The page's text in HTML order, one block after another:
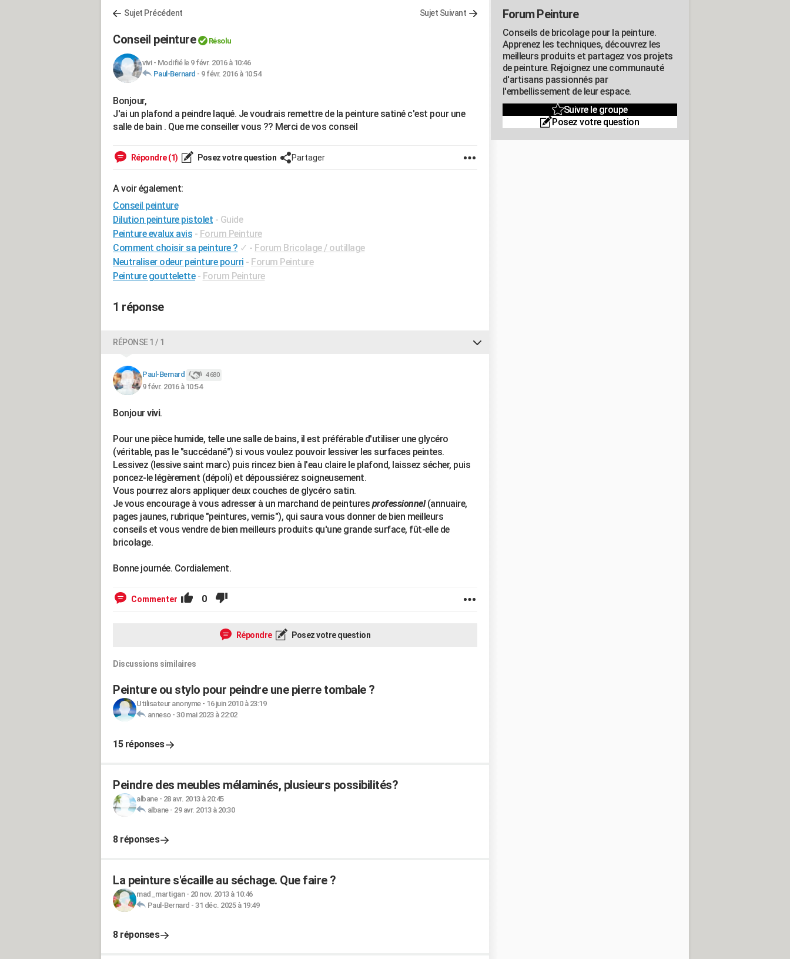
Sujet Précédent Sujet Suivant
Conseil peinture Résolu
vivi- Modifié le 9 févr. 2016 à 10:46
Paul-Bernard - 9 févr. 2016 à 10:54
Bonjour,
J'ai un plafond a peindre laqué. Je voudrais remettre de la peinture satiné c'est pour une
salle de bain . Que me conseiller vous ?? Merci de vos conseil
Répondre (1) Posez votre question Partager
A voir également:
Conseil peinture
Dilution peinture pistolet - Guide
Peinture evalux avis - Forum Peinture
Comment choisir sa peinture ? ✓ - Forum Bricolage / outillage
Neutraliser odeur peinture pourri - Forum Peinture
Peinture gouttelette - Forum Peinture
1 réponse
RÉPONSE 1 / 1
Paul-Bernard 4 680
9 févr. 2016 à 10:54
Bonjourvivi.
Pour une pièce humide, telle une salle de bains, il est préférable d'utiliser une glycéro
(véritable, pas le "succédané") si vous voulez pouvoir lessiver les surfaces peintes.
Lessivez (lessive saint marc) puis rincez bien à l'eau claire le plafond, laissez sécher, puis
poncez-le légèrement (dépoli) et dépoussiérez soigneusement.
Vous pourrez alors appliquer deux couches de glycéro satin.
Je vous encourage à vous adresser à un marchand de peintures professionnel(annuaire,
pages jaunes, rubrique "peintures, vernis"), qui saura vous donner de bien meilleurs
conseils et vous vendre de bien meilleurs produits qu'une grande surface, fût-elle de
bricolage.
Bonne journée. Cordialement.
Commenter 0
Répondre Posez votre question
Discussions similaires
Peinture ou stylo pour peindre une pierre tombale ?
Utilisateur anonyme- 16 juin 2010 à 23:19
anneso- 30 mai 2023 à 22:02
15 réponses
Peindre des meubles mélaminés, plusieurs possibilités?
albane- 28 avr. 2013 à 20:45
albane- 29 avr. 2013 à 20:30
8 réponses
La peinture s'écaille au séchage. Que faire ?
mad_martigan- 20 nov. 2013 à 10:46
Paul-Bernard - 31 déc. 2025 à 19:49
8 réponses
Forum Peinture
Conseils de bricolage pour la peinture.
Apprenez les techniques, découvrez les
meilleurs produits et partagez vos projets
de peinture. Rejoignez une communauté
d'artisans passionnés par
l'embellissement de leur espace.
Suivre le groupe
Posez votre question